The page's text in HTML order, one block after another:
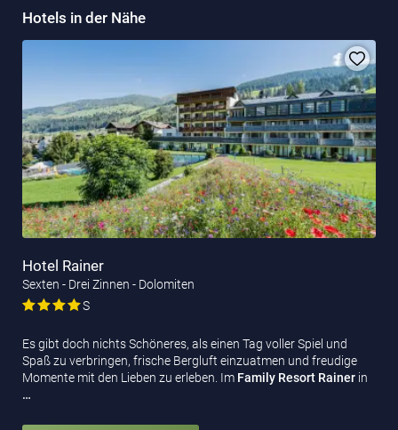
Nachfolgend findest du die Broschüre zum Durchblättern, die
issuu.com/altapusteria/docs/silvesterkreis_folder_definitiv
Hotels in der Nähe
Hotel Rainer
Sexten - Drei Zinnen - Dolomiten
S
Es gibt doch nichts Schöneres, als einen Tag voller Spiel und
Spaß zu verbringen, frische Bergluft einzuatmen und freudige
Momente mit den Lieben zu erleben. Im Family Resort Rainer in
…